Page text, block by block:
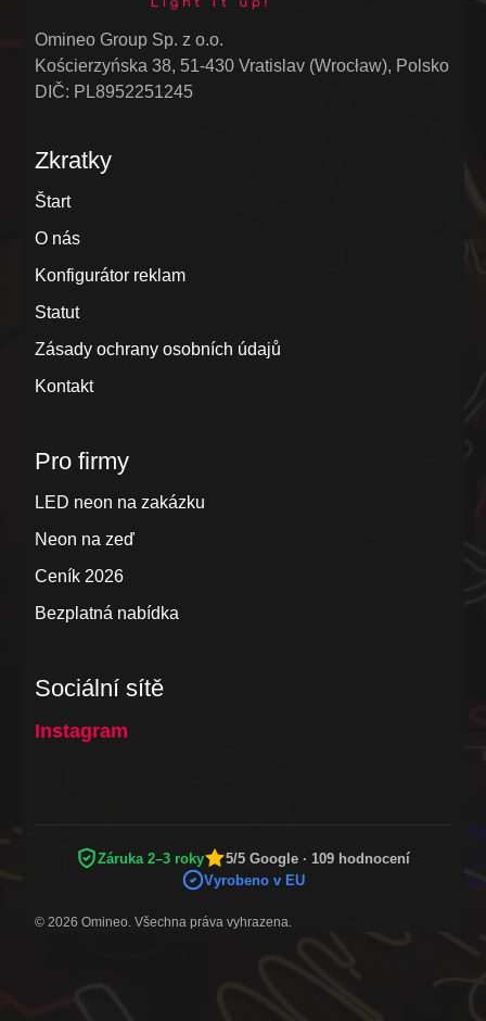
Omineo Group Sp. z o.o.
Kościerzyńska 38, 51-430 Vratislav (Wrocław), Polsko
DIČ: PL8952251245
Zkratky
Štart
O nás
Konfigurátor reklam
Statut
Zásady ochrany osobních údajů
Kontakt
Pro firmy
LED neon na zakázku
Neon na zeď
Ceník 2026
Bezplatná nabídka
Sociální sítě
Instagram
Záruka 2–3 roky
5/5 Google · 109 hodnocení
Vyrobeno v EU
© 2026 Omineo. Všechna práva vyhrazena.